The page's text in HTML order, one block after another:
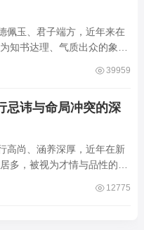
佩玉、君子端方，近年来在
知书达理、气质出众的象
制之局，若不顾命主五行强
39959
忌讳与命局冲突的深
高尚、涵养深厚，近年在新
多，被视为才情与品性的完
之象，实藏水势泛滥、土崩
12775